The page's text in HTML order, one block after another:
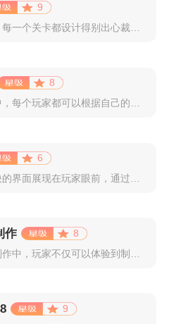
9
在画出斜坡里，每一个关卡都设计得别出心裁。玩家需要利用手指在...
8
6
作
8
9